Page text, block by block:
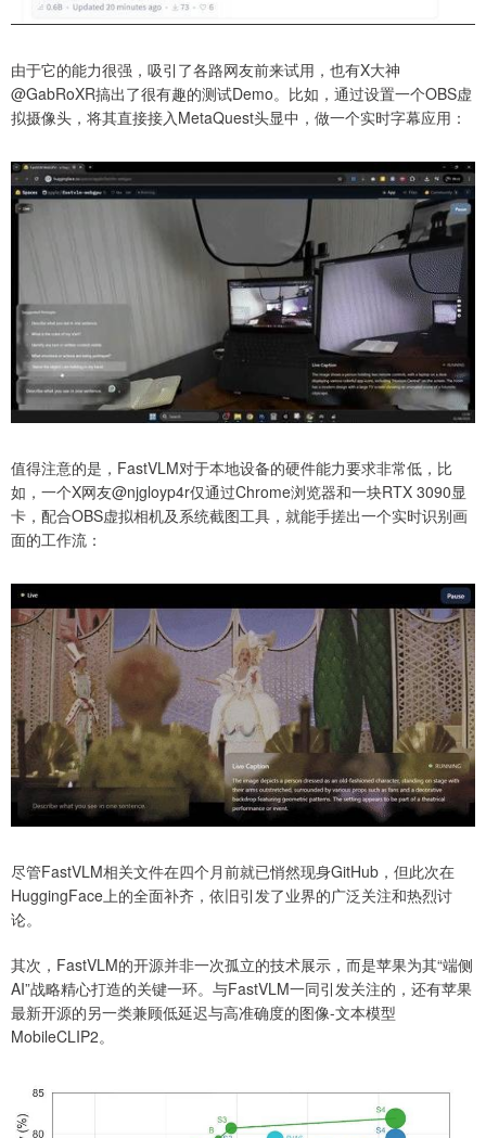
由于它的能力很强，吸引了各路网友前来试用，也有X大神
@GabRoXR搞出了很有趣的测试Demo。比如，通过设置一个OBS虚
拟摄像头，将其直接接入MetaQuest头显中，做一个实时字幕应用：
值得注意的是，FastVLM对于本地设备的硬件能力要求非常低，比
如，一个X网友@njgloyp4r仅通过Chrome浏览器和一块RTX 3090显
卡，配合OBS虚拟相机及系统截图工具，就能手搓出一个实时识别画
面的工作流：
尽管FastVLM相关文件在四个月前就已悄然现身GitHub，但此次在
HuggingFace上的全面补齐，依旧引发了业界的广泛关注和热烈讨
论。
其次，FastVLM的开源并非一次孤立的技术展示，而是苹果为其“端侧
AI”战略精心打造的关键一环。与FastVLM一同引发关注的，还有苹果
最新开源的另一类兼顾低延迟与高准确度的图像-文本模型
MobileCLIP2。